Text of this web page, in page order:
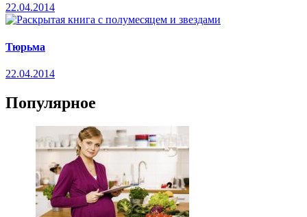
22.04.2014
Тюрьма
22.04.2014
Популярное